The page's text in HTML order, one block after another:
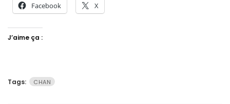
Facebook X
J’aime ça :
Tags: CHAN